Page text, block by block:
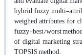
hybrid fuzzy multi-
weighed attributes for
fuzzy-best/worst
of digital marketing
TOPSIS method.